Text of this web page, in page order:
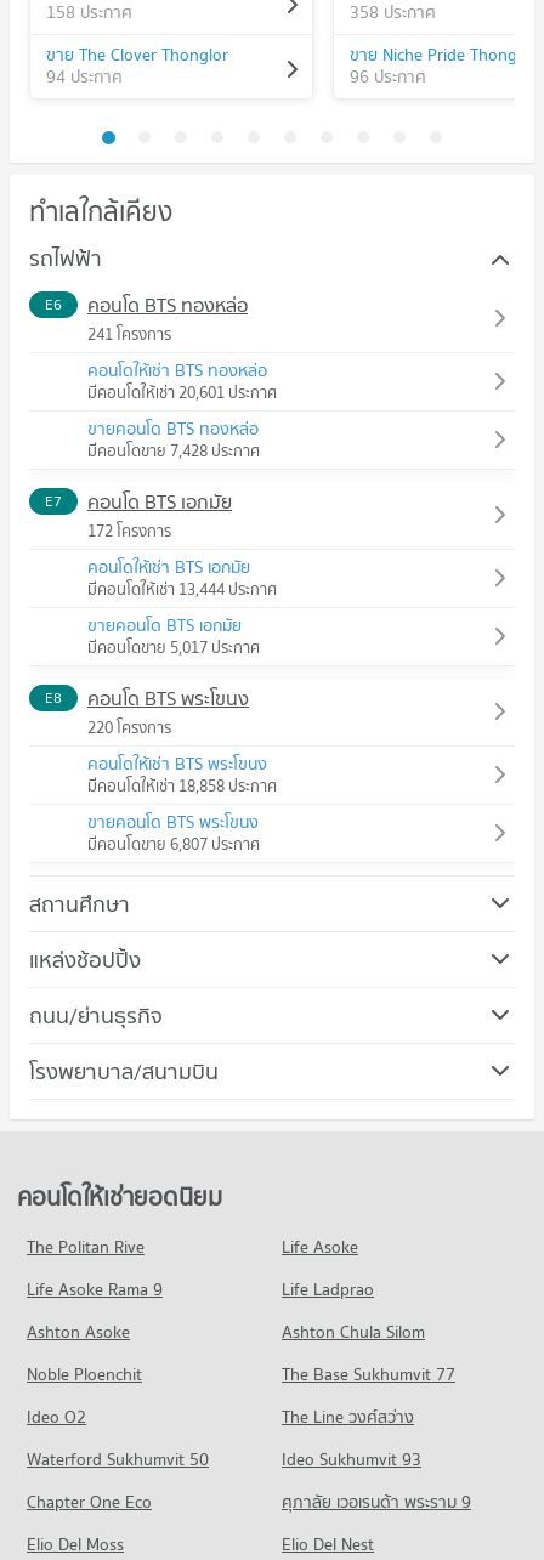
158 ประกาศ
ขาย The Clover Thonglor
94 ประกาศ
358 ประกาศ
96 ประกาศ
ทำเลใกล้เคียง
รถไฟฟ้า
E6 คอนโด BTS ทองหล่อ
241 โครงการ
คอนโดให้เช่า BTS ทองหล่อ
มีคอนโดให้เช่า 20,601 ประกาศ
ขายคอนโด BTS ทองหล่อ
มีคอนโดขาย 7,428 ประกาศ
E7 คอนโด BTS เอกมัย
172 โครงการ
คอนโดให้เช่า BTS เอกมัย
มีคอนโดให้เช่า 13,444 ประกาศ
ขายคอนโด BTS เอกมัย
มีคอนโดขาย 5,017 ประกาศ
E8 คอนโด BTS พระโขนง
220 โครงการ
คอนโดให้เช่า BTS พระโขนง
มีคอนโดให้เช่า 18,858 ประกาศ
ขายคอนโด BTS พระโขนง
มีคอนโดขาย 6,807 ประกาศ
สถานศึกษา
คอนโด ม.ศรีนครินทรวิโรฒ วิทยาเขตประสานมิตร
คอนโดให้เช่า ม.ศรีนครินทรวิโรฒ วิทยาเขตประสานมิตร
มีคอนโดให้เช่า 57,183 ประกาศ
ขายคอนโด ม.ศรีนครินทรวิโรฒ วิทยาเขตประสานมิตร
819 โครงการ
คอนโดให้เช่า ม.กรุงเทพ กล้วยน้ำไท
มีคอนโดให้เช่า 51,643 ประกาศ
มีคอนโดขาย 18,652 ประกาศ
คอนโด โรงเรียนเซนต์แอนดรูส์อินเตอร์เนชันแนล กรุงเทพ
576 โครงการ
คอนโดให้เช่า โรงเรียนเซนต์แอนดรูส์อินเตอร์เนชันแนล กรุงเทพ
มีคอนโดให้เช่า 38,496 ประกาศ
ขายคอนโด โรงเรียนเซนต์แอนดรูส์อินเตอร์เนชันแนล กรุงเทพ
มีคอนโดขาย 14,072 ประกาศ
คอนโด รร.นานาชาติเอกมัย
แหล่งช้อปปิ้ง
คอนโด ดองกิ มอลล์ ทองหล่อ
คอนโดให้เช่า ดองกิ มอลล์ ทองหล่อ
คอนโด เมเจอร์ ซีนีเพล็กซ์ เอกมัย
มีคอนโดให้เช่า 45,347 ประกาศ
ขายคอนโด เมเจอร์ ซีนีเพล็กซ์ เอกมัย
มีคอนโดขาย 16,321 ประกาศ
305 โครงการ
คอนโดให้เช่า เจ อเวนิว ทองหล่อ
มีคอนโดขาย 7,853 ประกาศ
ถนน/ย่านธุรกิจ
คอนโด เขตวัฒนา
คอนโดให้เช่า เขตวัฒนา
ขายคอนโด เขตวัฒนา
มีคอนโดขาย 13,630 ประกาศ
คอนโด ถนนเพชรบุรี กรุงเทพฯ
598 โครงการ
คอนโดให้เช่า ถนนเพชรบุรี กรุงเทพฯ
มีคอนโดให้เช่า 45,553 ประกาศ
ขายคอนโด ถนนเพชรบุรี กรุงเทพฯ
มีคอนโดขาย 15,987 ประกาศ
คอนโด ถนนเพชรบุรี (ตัดใหม่) กรุงเทพฯ
คอนโดให้เช่า ถนนเพชรบุรี (ตัดใหม่) กรุงเทพฯ
มีคอนโดให้เช่า 32,130 ประกาศ
โรงพยาบาล/สนามบิน
คอนโด รพ.พระราม 9
คอนโดให้เช่า รพ.พระราม 9
มีคอนโดให้เช่า 45,962 ประกาศ
ขายคอนโด รพ.พระราม 9
มีคอนโดขาย 16,283 ประกาศ
703 โครงการ
คอนโดให้เช่า รพ.คามิลเลียน
มีคอนโดขาย 19,392 ประกาศ
คอนโด รพ.กล้วยน้ำไท
523 โครงการ
คอนโดให้เช่ายอดนิยม
The Politan Rive
Life Asoke
Life Asoke Rama 9
Life Ladprao
Ashton Asoke
Ashton Chula Silom
Noble Ploenchit
The Base Sukhumvit 77
Ideo O2
The Line วงศ์สว่าง
Waterford Sukhumvit 50
Ideo Sukhumvit 93
Chapter One Eco
ศุภาลัย เวอเรนด้า พระราม 9
Elio Del Moss
Elio Del Nest